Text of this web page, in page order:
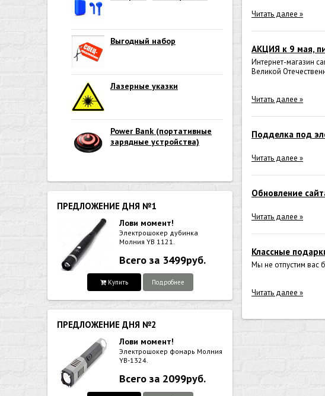
Выгодный набор
Лазерные указки
Power Bank (портативные
зарядные устройства)
ПРЕДЛОЖЕНИЕ ДНЯ №1
Лови момент!
Электрошокер дубинка
Молния YB 1121.
Всего за 3499руб.
Купить Подробнее
ПРЕДЛОЖЕНИЕ ДНЯ №2
Лови момент!
Электрошокер фонарь Молния
YB-1324.
Всего за 2099руб.
Читать далее »
АКЦИЯ к 9 мая,
Интернет-магазин
Великой
Читать далее »
Подделка под
Читать далее »
Обновление
Читать далее »
Классные
Мы не отпустим вас
Читать далее »